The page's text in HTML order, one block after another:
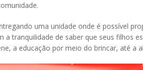
uma unidade onde é possível
a tranquilidade de saber que seus filhos
a educação por meio do brincar, até